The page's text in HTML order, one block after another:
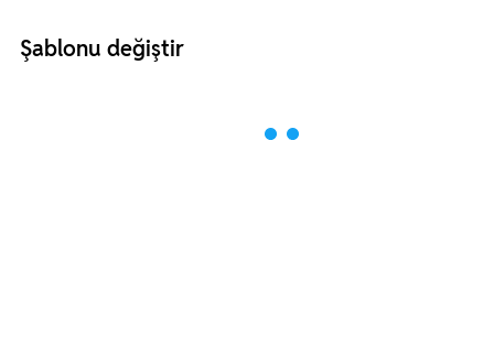
Şablonu değiştir